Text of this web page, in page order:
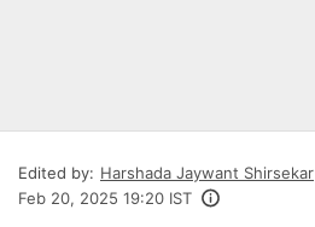
Edited by: Harshada Jaywant Shirsekar
Feb 20, 2025 19:20 IST